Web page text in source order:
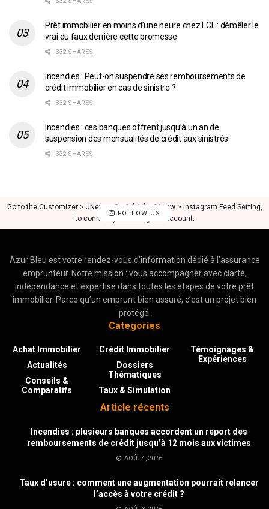
Prêt immobilier en moins d’une heure chez LCL : démêler le
vrai du faux derrière cette promesse
332 SHARES
Incendies : Peut-on suspendre ses remboursements de
crédit immobilier en cas de sinistre ?
332 SHARES
Incendies : ces banques offrent jusqu’à un an de
suspension des mensualités de crédit aux sinistrés
332 SHARES
FOLLOW US
Go to the Customizer > JNews : Social, Like & View > Instagram Feed Setting,
to connect your Instagram account.
Azur Bleu est votre rendez-vous d’information dédié à l’assurance
emprunteur. Notre mission : vous accompagner avec clarté,
indépendance et expertise dans toutes les étapes de votre prêt
immobilier. Parce qu’un emprunt bien assuré, c’est un projet bien
protégé.
Categories
Achat Immobilier
Actualités
Conseils &
Comparatifs
Crédit Immobilier
Dossiers
Thématiques
Taux & Simulation
Témoignages &
Expériences
Article récents
Incendies : plusieurs banques accordent un report des
remboursements de crédit jusqu’à 12 mois aux victimes
AOÛT 4, 2026
Taux d’usure : comment une augmentation pourrait relancer
l’accès à votre crédit ?